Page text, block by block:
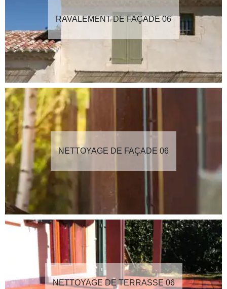
RAVALEMENT DE FAÇADE 06
NETTOYAGE DE FAÇADE 06
NETTOYAGE DE TERRASSE 06